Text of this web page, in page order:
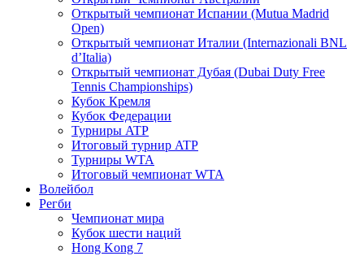
Открытый чемпионат Испании (Mutua Madrid
Open)
Открытый чемпионат Италии (Internazionali BNL
d’Italia)
Открытый чемпионат Дубая (Dubai Duty Free
Tennis Championships)
Кубок Кремля
Кубок Федерации
Турниры ATP
Итоговый турнир ATP
Турниры WTA
Итоговый чемпионат WTA
Волейбол
Регби
Чемпионат мира
Кубок шести наций
Hong Kong 7